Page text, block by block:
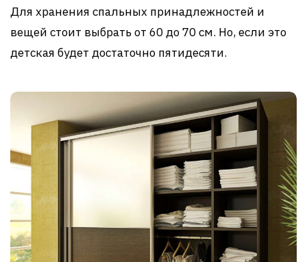
Для хранения спальных принадлежностей и
вещей стоит выбрать от 60 до 70 см. Но, если это
детская будет достаточно пятидесяти.